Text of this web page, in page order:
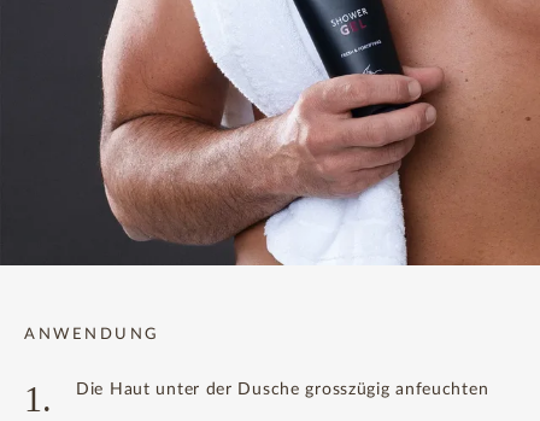
ANWENDUNG
1. Die Haut unter der Dusche grosszügig anfeuchten